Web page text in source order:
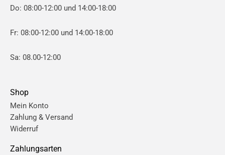
Do: 08:00-12:00 und 14:00-18:00
Fr: 08:00-12:00 und 14:00-18:00
Sa: 08.00-12:00
Shop
Mein Konto
Zahlung & Versand
Widerruf
Zahlungsarten